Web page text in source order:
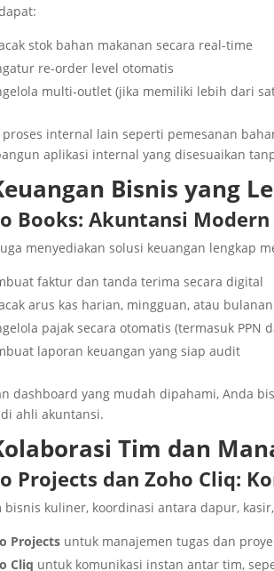
stok bahan makanan secara real-time
re-order level otomatis
multi-outlet (jika memiliki lebih dari
proses internal lain seperti pemesanan
aplikasi internal yang disesuaikan
Bisnis yang
Books: Akuntansi
menyediakan solusi keuangan lengkap
faktur dan tanda terima secara digital
arus kas harian, mingguan, atau bulanan
pajak secara otomatis (termasuk PPN
laporan keuangan yang siap audit
dashboard yang mudah dipahami, Anda
ahli akuntansi.
Tim dan
Projects dan Zoho Cliq:
bisnis kuliner, koordinasi antara dapur,
Projects untuk manajemen tugas dan
Cliq untuk komunikasi instan antar tim,